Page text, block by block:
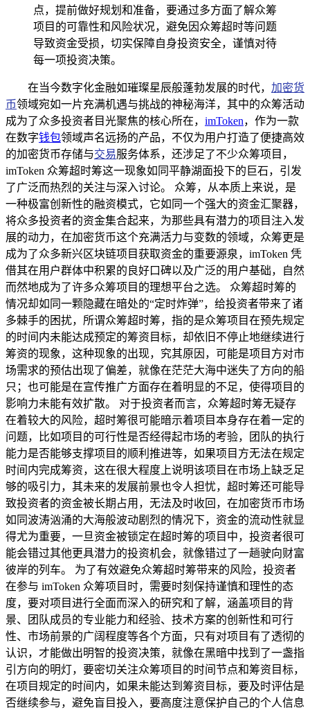
点，提前做好规划和准备，要通过多方面了解众筹
项目的可靠性和风险状况，避免因众筹超时等问题
导致资金受损，切实保障自身投资安全，谨慎对待
每一项投资决策。
在当今数字化金融如璀璨星辰般蓬勃发展的时代， 加密货
币领域宛如一片充满机遇与挑战的神秘海洋，其中的众筹活动
成为了众多投资者目光聚焦的核心所在， imToken，作为一款
在数字钱包领域声名远扬的产品，不仅为用户打造了便捷高效
的加密货币存储与交易服务体系，还涉足了不少众筹项目，
imToken 众筹超时筹这一现象如同平静湖面投下的巨石，引发
了广泛而热烈的关注与深入讨论。 众筹，从本质上来说，是
一种极富创新性的融资模式，它如同一个强大的资金汇聚器，
将众多投资者的资金集合起来，为那些具有潜力的项目注入发
展的动力，在加密货币这个充满活力与变数的领域，众筹更是
成为了众多新兴区块链项目获取资金的重要源泉，imToken 凭
借其在用户群体中积累的良好口碑以及广泛的用户基础，自然
而然地成为了许多众筹项目的理想平台之选。 众筹超时筹的
情况却如同一颗隐藏在暗处的“定时炸弹”，给投资者带来了诸
多棘手的困扰，所谓众筹超时筹，指的是众筹项目在预先规定
的时间内未能达成预定的筹资目标，却依旧不停止地继续进行
筹资的现象，这种现象的出现，究其原因，可能是项目方对市
场需求的预估出现了偏差，就像在茫茫大海中迷失了方向的船
只；也可能是在宣传推广方面存在着明显的不足，使得项目的
影响力未能有效扩散。 对于投资者而言，众筹超时筹无疑存
在着较大的风险，超时筹很可能暗示着项目本身存在着一定的
问题，比如项目的可行性是否经得起市场的考验，团队的执行
能力是否能够支撑项目的顺利推进等，如果项目方无法在规定
时间内完成筹资，这在很大程度上说明该项目在市场上缺乏足
够的吸引力，其未来的发展前景也令人担忧，超时筹还可能导
致投资者的资金被长期占用，无法及时收回，在加密货币市场
如同波涛汹涌的大海般波动剧烈的情况下，资金的流动性就显
得尤为重要，一旦资金被锁定在超时筹的项目中，投资者很可
能会错过其他更具潜力的投资机会，就像错过了一趟驶向财富
彼岸的列车。 为了有效避免众筹超时筹带来的风险，投资者
在参与 imToken 众筹项目时，需要时刻保持谨慎和理性的态
度，要对项目进行全面而深入的研究和了解，涵盖项目的背
景、团队成员的专业能力和经验、技术方案的创新性和可行
性、市场前景的广阔程度等各个方面，只有对项目有了透彻的
认识，才能做出明智的投资决策，就像在黑暗中找到了一盏指
引方向的明灯，要密切关注众筹项目的时间节点和筹资目标，
在项目规定的时间内，如果未能达到筹资目标，要及时评估是
否继续参与，避免盲目投入，要高度注意保护自己的个人信息